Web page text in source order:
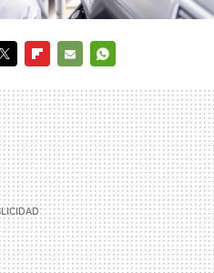
MAIL